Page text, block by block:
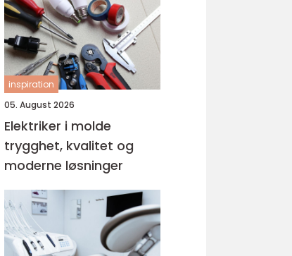
inspiration
05. August 2026
Elektriker i molde
trygghet, kvalitet og
moderne løsninger